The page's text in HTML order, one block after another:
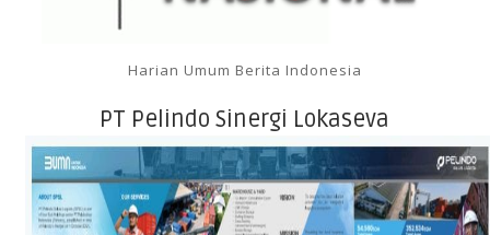
Harian Umum Berita Indonesia
PT Pelindo Sinergi Lokaseva